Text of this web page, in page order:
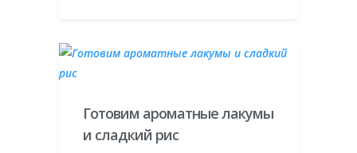
Готовим ароматные лакумы
и сладкий рис